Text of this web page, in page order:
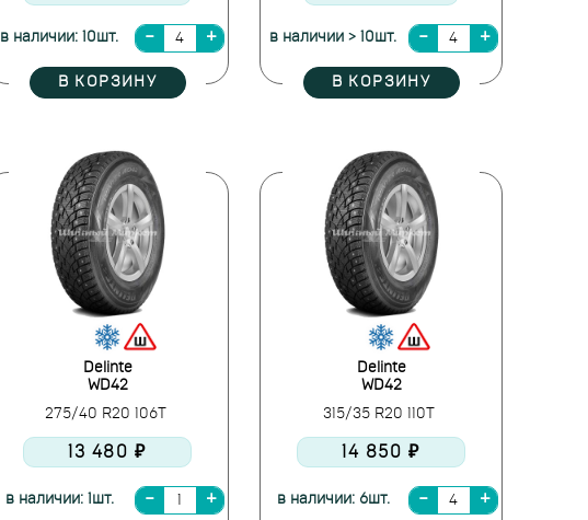
в наличии: 10шт.
В КОРЗИНУ
в наличии > 10шт.
В КОРЗИНУ
Delinte
WD42
275/40 R20 106T
13 480 ₽
в наличии: 1шт.
Delinte
WD42
315/35 R20 110T
14 850 ₽
в наличии: 6шт.